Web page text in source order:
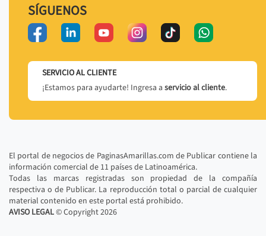
SÍGUENOS
SERVICIO AL CLIENTE
¡Estamos para ayudarte! Ingresa a servicio al cliente.
El portal de negocios de PaginasAmarillas.com de Publicar contiene la
información comercial de 11 países de Latinoamérica.
Todas las marcas registradas son propiedad de la compañía
respectiva o de Publicar. La reproducción total o parcial de cualquier
material contenido en este portal está prohibido.
AVISO LEGAL© Copyright2026